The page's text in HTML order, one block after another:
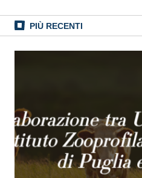
PIÙ RECENTI